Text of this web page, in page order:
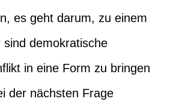
es geht darum, zu einem
demokratische
in eine Form zu bringen
der nächsten Frage